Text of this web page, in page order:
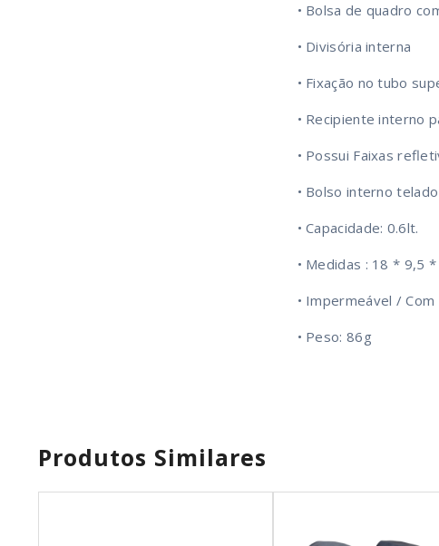
• Bolsa de quadro
• Divisória interna
• Fixação no tubo
• Recipiente interno
• Possui Faixas
• Bolso interno telado
• Capacidade: 0.6lt.
• Medidas : 18 * 9,5
• Impermeável /
• Peso: 86g
Produtos Similares